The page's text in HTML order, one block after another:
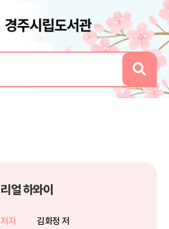
리얼 하와이
저자
김화정 저